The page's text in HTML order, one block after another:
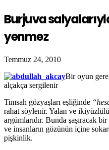
Burjuva
yenmez
Temmuz 24, 2010
Bir oyun
alçakça sergilenir
Timsah gözyaşları eşliğinde
rahat söylenir. Yalan ve
argümlarıdır. Bunda şaşıracak
ve insanların gözünün içine
pişkinlik.